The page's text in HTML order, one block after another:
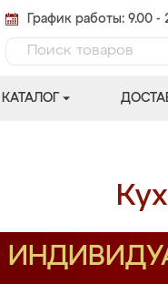
График работы: 9.00 -
КАТАЛОГ